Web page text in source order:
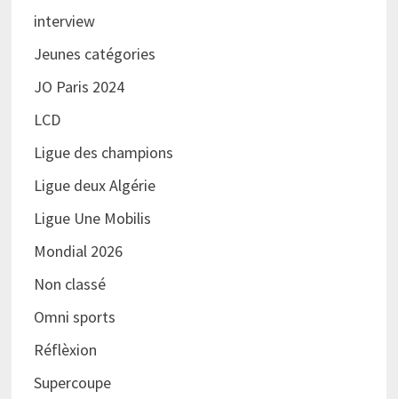
interview
Jeunes catégories
JO Paris 2024
LCD
Ligue des champions
Ligue deux Algérie
Ligue Une Mobilis
Mondial 2026
Non classé
Omni sports
Réflèxion
Supercoupe